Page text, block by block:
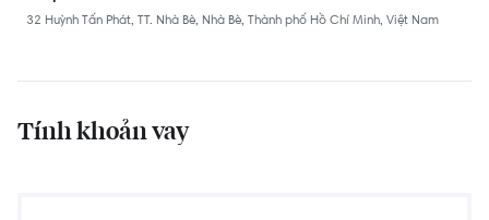
32 Huỳnh Tấn Phát, TT. Nhà Bè, Nhà Bè, Thành phố Hồ Chí Minh, Việt Nam
Phú Mỹ, Quận 7, Thành phố Hồ Chí Minh, Việt Nam
Nhà Hàng Ẩm Thực Sinh Thái Sông Quê 5
187 Đ. Đào Trí, Phú Mỹ, Quận 7, Thành phố Hồ Chí Minh, Việt Nam
Tính khoản vay